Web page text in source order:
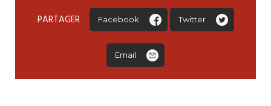
PARTAGER Facebook Twitter
Email